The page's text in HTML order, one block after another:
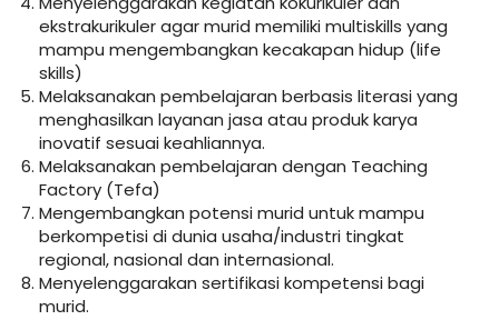
ekstrakurikuler agar murid memiliki multiskills yang
mampu mengembangkan kecakapan hidup (life
skills)
Melaksanakan pembelajaran berbasis literasi yang
menghasilkan layanan jasa atau produk karya
inovatif sesuai keahliannya.
Melaksanakan pembelajaran dengan Teaching
Factory (Tefa)
Mengembangkan potensi murid untuk mampu
berkompetisi di dunia usaha/industri tingkat
regional, nasional dan internasional.
Menyelenggarakan sertifikasi kompetensi bagi
murid.